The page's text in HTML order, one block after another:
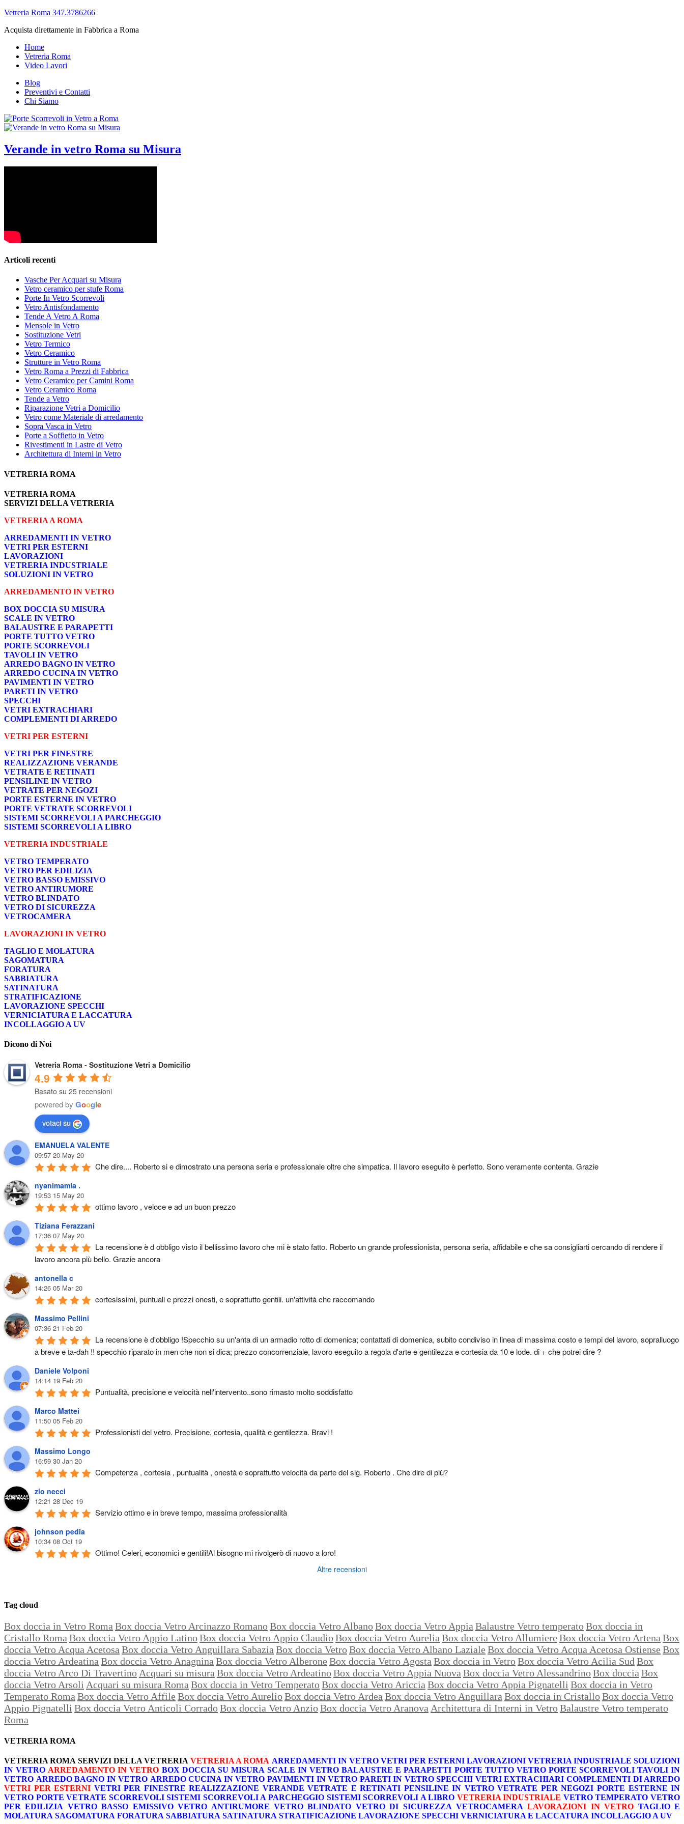
Vetreria Roma 347.3786266
Acquista direttamente in Fabbrica a Roma
Home
Vetreria Roma
Video Lavori
Blog
Preventivi e Contatti
Chi Siamo
Verande in vetro Roma su Misura
Articoli recenti
Vasche Per Acquari su Misura
Vetro ceramico per stufe Roma
Porte In Vetro Scorrevoli
Vetro Antisfondamento
Tende A Vetro A Roma
Mensole in Vetro
Sostituzione Vetri
Vetro Termico
Vetro Ceramico
Strutture in Vetro Roma
Vetro Roma a Prezzi di Fabbrica
Vetro Ceramico per Camini Roma
Vetro Ceramico Roma
Tende a Vetro
Riparazione Vetri a Domicilio
Vetro come Materiale di arredamento
Sopra Vasca in Vetro
Porte a Soffietto in Vetro
Rivestimenti in Lastre di Vetro
Architettura di Interni in Vetro
VETRERIA ROMA
VETRERIA ROMA
SERVIZI DELLA VETRERIA
VETRERIA A ROMA
ARREDAMENTI IN VETRO
VETRI PER ESTERNI
LAVORAZIONI
VETRERIA INDUSTRIALE
SOLUZIONI IN VETRO
ARREDAMENTO IN VETRO
BOX DOCCIA SU MISURA
SCALE IN VETRO
BALAUSTRE E PARAPETTI
PORTE TUTTO VETRO
PORTE SCORREVOLI
TAVOLI IN VETRO
ARREDO BAGNO IN VETRO
ARREDO CUCINA IN VETRO
PAVIMENTI IN VETRO
PARETI IN VETRO
SPECCHI
VETRI EXTRACHIARI
COMPLEMENTI DI ARREDO
VETRI PER ESTERNI
VETRI PER FINESTRE
REALIZZAZIONE VERANDE
VETRATE E RETINATI
PENSILINE IN VETRO
VETRATE PER NEGOZI
PORTE ESTERNE IN VETRO
PORTE VETRATE SCORREVOLI
SISTEMI SCORREVOLI A PARCHEGGIO
SISTEMI SCORREVOLI A LIBRO
VETRERIA INDUSTRIALE
VETRO TEMPERATO
VETRO PER EDILIZIA
VETRO BASSO EMISSIVO
VETRO ANTIRUMORE
VETRO BLINDATO
VETRO DI SICUREZZA
VETROCAMERA
LAVORAZIONI IN VETRO
TAGLIO E MOLATURA
SAGOMATURA
FORATURA
SABBIATURA
SATINATURA
STRATIFICAZIONE
LAVORAZIONE SPECCHI
VERNICIATURA E LACCATURA
INCOLLAGGIO A UV
Dicono di Noi
Vetreria Roma - Sostituzione Vetri a Domicilio
4.9
Basato su 25 recensioni
powered by Google
votaci su
EMANUELA VALENTE
09:57 20 May 20
Che dire.... Roberto si e dimostrato una persona seria e professionale oltre che simpatica. Il lavoro eseguito è perfetto. Sono veramente contenta. Grazie
nyanimamia .
19:53 15 May 20
ottimo lavoro , veloce e ad un buon prezzo
Tiziana Ferazzani
17:36 07 May 20
La recensione è d obbligo visto il bellissimo lavoro che mi è stato fatto. Roberto un grande professionista, persona seria, affidabile e che sa consigliarti cercando di rendere il
lavoro ancora più bello. Grazie ancora
antonella c
14:26 05 Mar 20
cortesissimi, puntuali e prezzi onesti, e soprattutto gentili. un'attività che raccomando
Massimo Pellini
07:36 21 Feb 20
La recensione è d'obbligo !Specchio su un'anta di un armadio rotto di domenica; contattati di domenica, subito condiviso in linea di massima costo e tempi del lavoro, sopralluogo
a breve e ta-dah !! specchio riparato in men che non si dica; prezzo concorrenziale, lavoro eseguito a regola d'arte e gentilezza e cortesia da 10 e lode. di + che potrei dire ?
Daniele Volponi
14:14 19 Feb 20
Puntualità, precisione e velocità nell'intervento..sono rimasto molto soddisfatto
Marco Mattei
11:50 05 Feb 20
Professionisti del vetro. Precisione, cortesia, qualità e gentilezza. Bravi !
Massimo Longo
16:59 30 Jan 20
Competenza , cortesia , puntualità , onestà e soprattutto velocità da parte del sig. Roberto . Che dire di più?
zio necci
12:21 28 Dec 19
Servizio ottimo e in breve tempo, massima professionalità
johnson pedia
10:34 08 Oct 19
Ottimo! Celeri, economici e gentili!Al bisogno mi rivolgerò di nuovo a loro!
Altre recensioni
Tag cloud
Box doccia in Vetro Roma Box doccia Vetro Arcinazzo RomanoBox doccia Vetro AlbanoBox doccia Vetro Appia Balaustre Vetro temperatoBox doccia in
Cristallo Roma Box doccia Vetro Appio LatinoBox doccia Vetro Appio ClaudioBox doccia Vetro Aurelia Box doccia Vetro Allumiere Box doccia Vetro Artena Box
doccia Vetro Acqua Acetosa Box doccia Vetro Anguillara Sabazia Box doccia VetroBox doccia Vetro Albano Laziale Box doccia Vetro Acqua Acetosa Ostiense Box
doccia Vetro Ardeatina Box doccia Vetro Anagnina Box doccia Vetro Alberone Box doccia Vetro Agosta Box doccia in VetroBox doccia Vetro Acilia Sud Box
doccia Vetro Arco Di Travertino Acquari su misura Box doccia Vetro ArdeatinoBox doccia Vetro Appia Nuova Box doccia Vetro AlessandrinoBox doccia Box
doccia Vetro Arsoli Acquari su misura Roma Box doccia in Vetro TemperatoBox doccia Vetro Ariccia Box doccia Vetro Appia Pignatelli Box doccia in Vetro
Temperato Roma Box doccia Vetro Affile Box doccia Vetro AurelioBox doccia Vetro Ardea Box doccia Vetro Anguillara Box doccia in CristalloBox doccia Vetro
Appio Pignatelli Box doccia Vetro Anticoli CorradoBox doccia Vetro AnzioBox doccia Vetro Aranova Architettura di Interni in VetroBalaustre Vetro temperato
Roma
VETRERIA ROMA
VETRERIA ROMA SERVIZI DELLA VETRERIA VETRERIA A ROMA ARREDAMENTI IN VETRO VETRI PER ESTERNI LAVORAZIONI VETRERIA INDUSTRIALE SOLUZIONI
IN VETRO ARREDAMENTO IN VETRO BOX DOCCIA SU MISURA SCALE IN VETRO BALAUSTRE E PARAPETTI PORTE TUTTO VETRO PORTE SCORREVOLI TAVOLI IN
VETRO ARREDO BAGNO IN VETRO ARREDO CUCINA IN VETRO PAVIMENTI IN VETRO PARETI IN VETRO SPECCHI VETRI EXTRACHIARI COMPLEMENTI DI ARREDO
VETRI PER ESTERNI VETRI PER FINESTRE REALIZZAZIONE VERANDE VETRATE E RETINATI PENSILINE IN VETRO VETRATE PER NEGOZI PORTE ESTERNE IN
VETRO PORTE VETRATE SCORREVOLI SISTEMI SCORREVOLI A PARCHEGGIO SISTEMI SCORREVOLI A LIBRO VETRERIA INDUSTRIALE VETRO TEMPERATO VETRO
PER EDILIZIA VETRO BASSO EMISSIVO VETRO ANTIRUMORE VETRO BLINDATO VETRO DI SICUREZZA VETROCAMERA LAVORAZIONI IN VETRO TAGLIO E
MOLATURA SAGOMATURA FORATURA SABBIATURA SATINATURA STRATIFICAZIONE LAVORAZIONE SPECCHI VERNICIATURA E LACCATURA INCOLLAGGIO A UV